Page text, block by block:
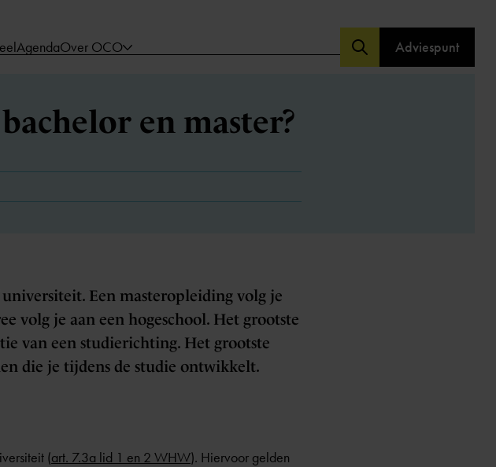
AgendaOver OCO Adviespunt
en master?
Een masteropleiding volg je
volg je aan een hogeschool. Het grootste
van een studierichting. Het grootste
die je tijdens de studie ontwikkelt.
(art. 7.3a lid 1 en 2 WHW). Hiervoor gelden